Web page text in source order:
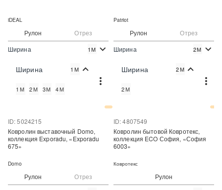
Рулон Отрез
Цена:
iDEAL
Ширина 1М
Ширина 1М
1М 2М 3М 4М
Рулон Отрез
Цена:
Patriot
Ширина 2М
Ширина 2М
2М
Рулон Отрез
ID: 5024215
Ковролин выставочный Domo,
коллекция Exporadu, «Exporadu
675»
Domo
Рулон
ID: 4807549
Ковролин бытовой Ковротекс,
коллекция ECO София, «София
6003»
Ковротекс